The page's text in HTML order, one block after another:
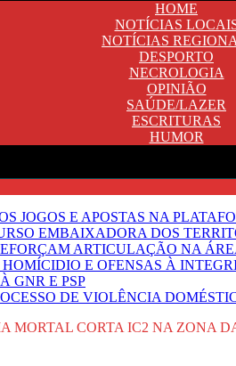
HOME
NOTÍCIAS
NOTÍCIAS
DESPORTO
NECROLOGIA
OPINIÃO
SAÚDE/LAZER
ESCRITURAS
HUMOR
JOGOS E APOSTAS NA
EMBAIXADORA DOS
ARTICULAÇÃO NA
E OFENSAS À
GNR E PSP
DE VIOLÊNCIA
MORTAL CORTA IC2 NA ZONA